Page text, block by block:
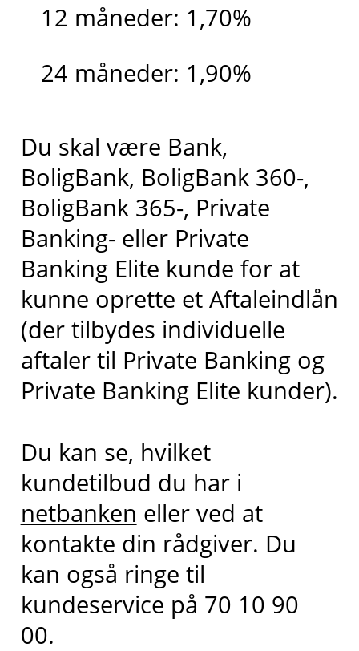
12 måneder: 1,70%
24 måneder: 1,90%
Du skal være Bank,
BoligBank, BoligBank 360-,
BoligBank 365-, Private
Banking- eller Private
Banking Elite kunde for at
kunne oprette et Aftaleindlån
(der tilbydes individuelle
aftaler til Private Banking og
Private Banking Elite kunder).
Du kan se, hvilket
kundetilbud du har i
netbanken eller ved at
kontakte din rådgiver. Du
kan også ringe til
kundeservice på 70 10 90
00.